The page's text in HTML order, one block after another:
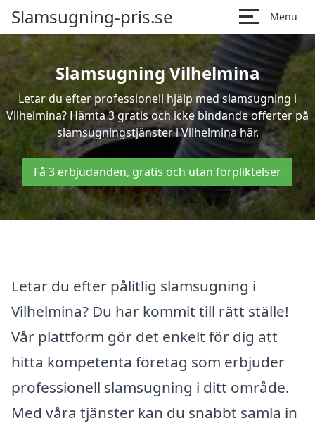
Slamsugning-pris.se Menu
Slamsugning Vilhelmina
Letar du efter professionell hjälp med slamsugning i
Vilhelmina? Hämta 3 gratis och icke bindande offerter på
slamsugningstjänster i Vilhelmina här.
Få 3 erbjudanden, gratis och utan förpliktelser
Letar du efter pålitlig slamsugning i
Vilhelmina? Du har kommit till rätt ställe!
Vår plattform gör det enkelt för dig att
hitta kompetenta företag som erbjuder
professionell slamsugning i ditt område.
Med våra tjänster kan du snabbt samla in